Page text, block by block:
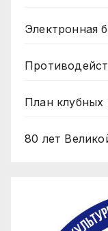
Электронная
План
80 лет